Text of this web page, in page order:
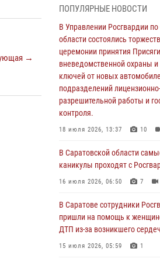
→
области состоялись
церемонии принятия
вневедомственной охраны и
ключей от новых
подразделений лицензионно-
разрешительной работы и
18 июля 2026, 13:37 10
В Саратовской области
16 июля 2026, 06:50 7
В Саратове сотрудники
ДТП из-за возникшего
15 июля 2026, 05:59 1
В Саратове продолжается
ПОПУЛЯРНЫЕ НОВОСТИ
В Управлении Росгвардии
области состоялись
церемонии принятия
вневедомственной охраны и
ключей от новых
подразделений лицензионно-
разрешительной работы и
контроля.
18 июля 2026, 13:37 10
В Саратовской области
каникулы проходят с
16 июля 2026, 06:50 7
В Саратове сотрудники
пришли на помощь к
ДТП из-за возникшего
15 июля 2026, 05:59 1